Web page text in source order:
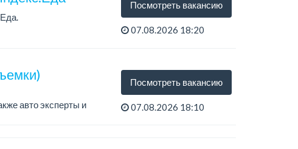
Посмотреть вакансию
07.08.2026 18:20
авто эксперты и
Посмотреть вакансию
07.08.2026 18:10